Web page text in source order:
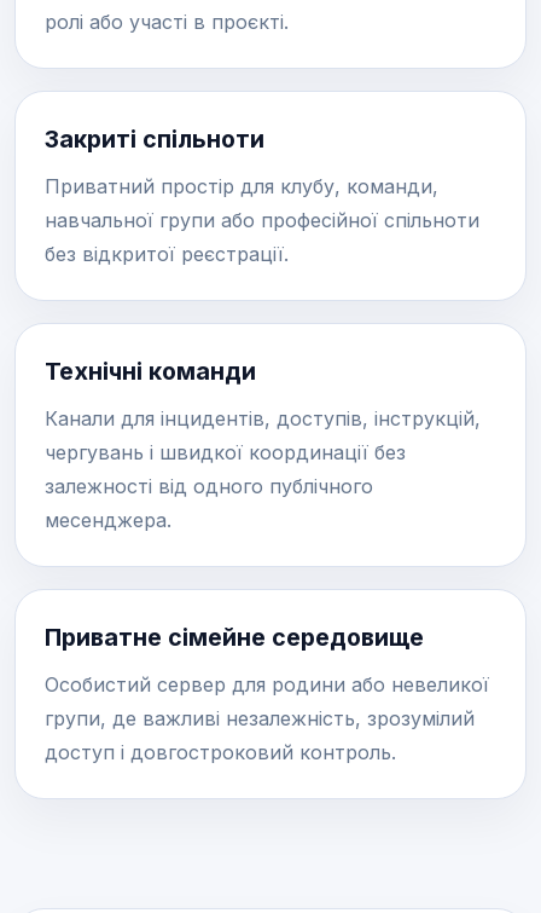
ролі або участі в проєкті.
Закриті спільноти
Приватний простір для клубу, команди,
навчальної групи або професійної спільноти
без відкритої реєстрації.
Технічні команди
Канали для інцидентів, доступів, інструкцій,
чергувань і швидкої координації без
залежності від одного публічного
месенджера.
Приватне сімейне середовище
Особистий сервер для родини або невеликої
групи, де важливі незалежність, зрозумілий
доступ і довгостроковий контроль.